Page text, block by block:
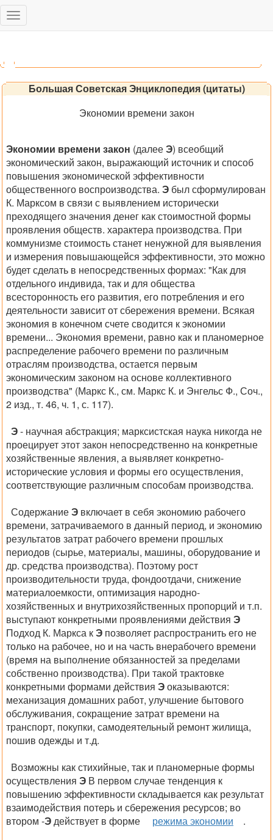
Toggle
navigation
Большая Советская Энциклопедия (цитаты)
Экономии времени закон
Экономии времени закон (далееЭ) всеобщий
экономический закон, выражающий источник и способ
повышения экономической эффективности
общественного воспроизводства. Э был сформулирован
К. Марксом в связи с выявлением исторически
преходящего значения денег как стоимостной формы
проявления обществ. характера производства. При
коммунизме стоимость станет ненужной для выявления
и измерения повышающейся эффективности, это можно
будет сделать в непосредственных формах: "Как для
отдельного индивида, так и для общества
всесторонность его развития, его потребления и его
деятельности зависит от сбережения времени. Всякая
экономия в конечном счете сводится к экономии
времени... Экономия времени, равно как и планомерное
распределение рабочего времени по различным
отраслям производства, остается первым
экономическим законом на основе коллективного
производства" (Маркс К., см. Маркс К. и Энгельс Ф., Соч.,
2 изд., т. 46, ч. 1, с. 117).
Э- научная абстракция; марксистская наука никогда не
проецирует этот закон непосредственно на конкретные
хозяйственные явления, а выявляет конкретно-
исторические условия и формы его осуществления,
соответствующие различным способам производства.
СодержаниеЭ включает в себя экономию рабочего
времени, затрачиваемого в данный период, и экономию
результатов затрат рабочего времени прошлых
периодов (сырье, материалы, машины, оборудование и
др. средства производства). Поэтому рост
производительности труда, фондоотдачи, снижение
материалоемкости, оптимизация народно-
хозяйственных и внутрихозяйственных пропорций и т.п.
выступают конкретными проявлениями действия Э
Подход К. Маркса кЭ позволяет распространить его не
только на рабочее, но и на часть внерабочего времени
(время на выполнение обязанностей за пределами
собственно производства). При такой трактовке
конкретными формами действия Эоказываются:
механизация домашних работ, улучшение бытового
обслуживания, сокращение затрат времени на
транспорт, покупки, самодеятельный ремонт жилища,
пошив одежды и т.д.
Возможны как стихийные, так и планомерные формы
осуществления Э В первом случае тенденция к
повышению эффективности складывается как результат
взаимодействия потерь и сбережения ресурсов; во
втором -Эдействует в форме режима экономии
.